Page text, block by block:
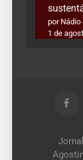
por Nádio
1 de